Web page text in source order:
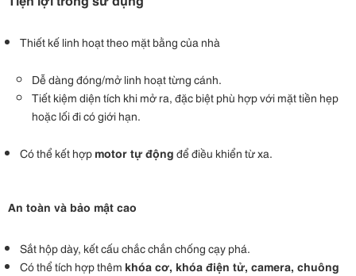
Thiết kế linh hoạt theo mặt bằng của nhà
Dễ dàng đóng/mở linh hoạt từng cánh.
Tiết kiệm diện tích khi mở ra, đặc biệt phù hợp với mặt tiền hẹp
hoặc lối đi có giới hạn.
Có thể kết hợp motor tự động để điều khiển từ xa.
An toàn và bảo mật cao
Sắt hộp dày, kết cấu chắc chắn chống cạy phá.
Có thể tích hợp thêm khóa cơ, khóa điện tử, camera, chuông